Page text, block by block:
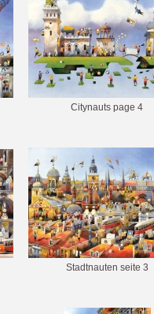
Citynauts page 4
Stadtnauten seite 3